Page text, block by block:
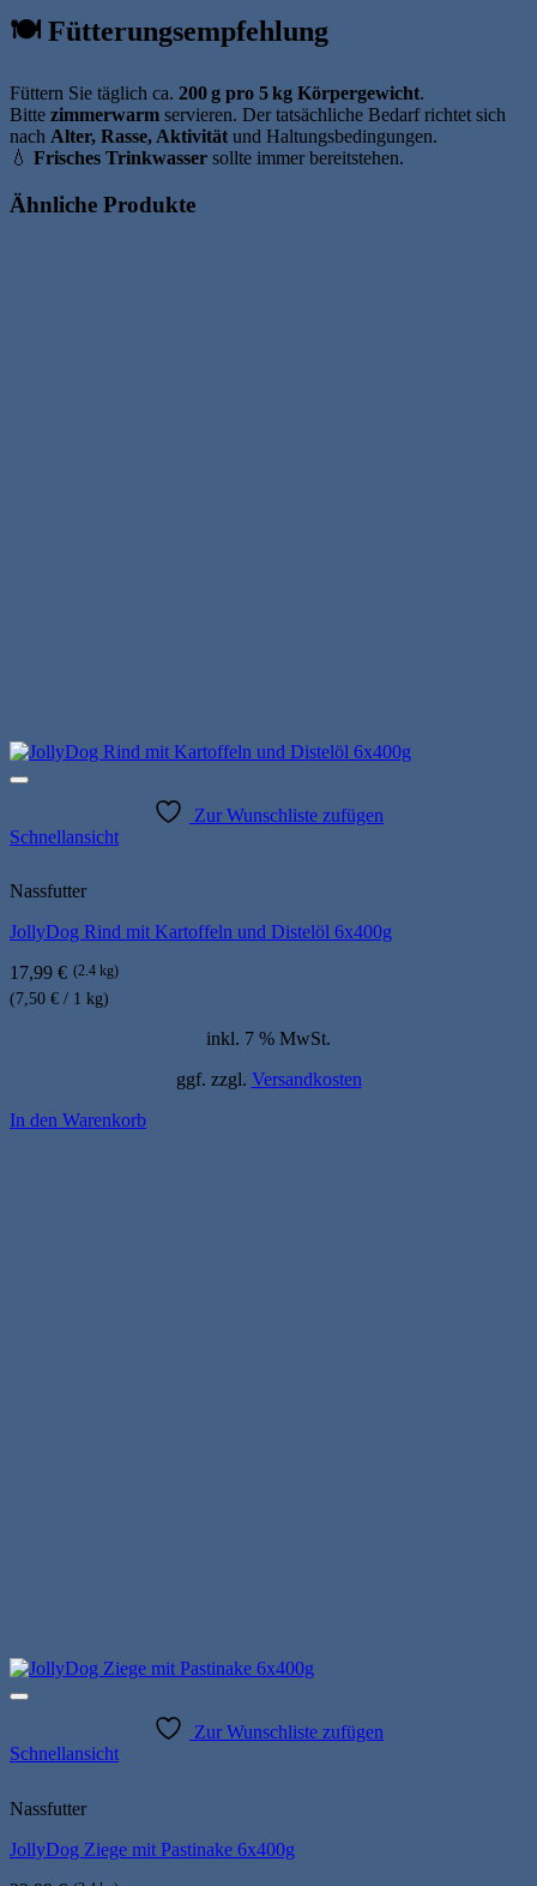
🍽️ Fütterungsempfehlung
Füttern Sie täglich ca. 200 g pro 5 kg Körpergewicht.
Bitte zimmerwarm servieren. Der tatsächliche Bedarf richtet sich
nach Alter, Rasse, Aktivität und Haltungsbedingungen.
💧 Frisches Trinkwasser sollte immer bereitstehen.
Ähnliche Produkte
Zur Wunschliste zufügen
Schnellansicht
Nassfutter
JollyDog Rind mit Kartoffeln und Distelöl 6x400g
17,99 € (2.4 kg)
(7,50 € / 1 kg)
inkl. 7 % MwSt.
ggf. zzgl. Versandkosten
In den Warenkorb
Zur Wunschliste zufügen
Schnellansicht
Nassfutter
JollyDog Ziege mit Pastinake 6x400g